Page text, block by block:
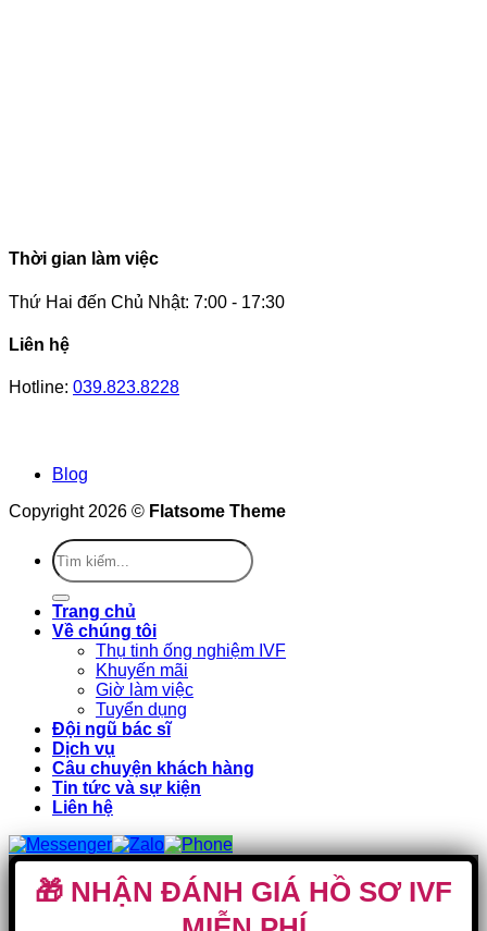
Thời gian làm việc
Thứ Hai đến Chủ Nhật: 7:00 - 17:30
Liên hệ
Hotline: 039.823.8228
Blog
Copyright 2026 © Flatsome Theme
Trang chủ
Về chúng tôi
Thụ tinh ống nghiệm IVF
Khuyến mãi
Giờ làm việc
Tuyển dụng
Đội ngũ bác sĩ
Dịch vụ
Câu chuyện khách hàng
Tin tức và sự kiện
Liên hệ
🎁 NHẬN ĐÁNH GIÁ HỒ SƠ IVF